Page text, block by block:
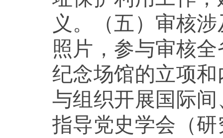
义。（五）审核
照片，参与审核
纪念场馆的立项
与组织开展国际
指导党史学会（